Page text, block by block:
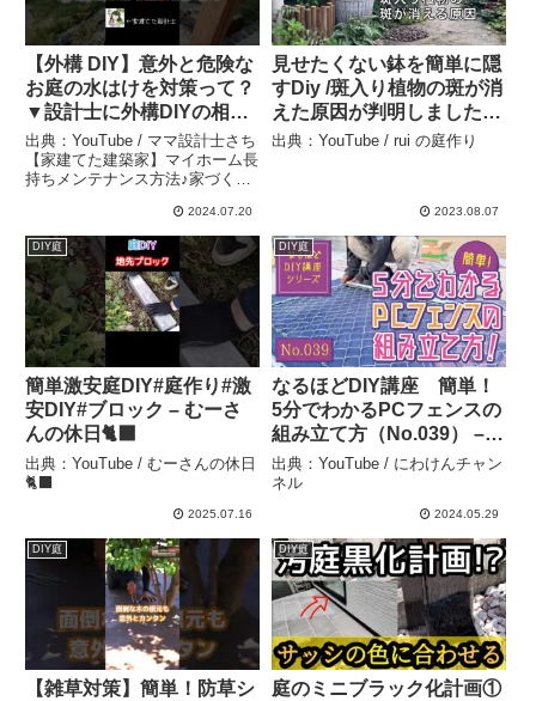
【外構 DIY】意外と危険な
お庭の水はけを対策って？
▼設計士に外構DIYの相談
をする✉
https://coconala.com/ser
vices/3183619#外構DIY#
初心者#簡単 – ママ設計士
さち【家建てた建築家】マ
イホーム長持ちメンテナン
ス方法♪家づくり情報
♪DIY&ガーデニング
出典：YouTube / ママ設計士さち
【家建てた建築家】マイホーム長
持ちメンテナンス方法♪家づくり
2024.07.20
見せたくない鉢を簡単に隠
すDiy /斑入り植物の斑が消
えた原因が判明しました/
ガーデンdiy/鉢のリメイク
出典：YouTube / rui の庭作り
2023.08.07
DIY庭
簡単激安庭DIY#庭作り#激
安DIY#ブロック – むーさ
んの休日🐈‍⬛
出典：YouTube / むーさんの休日
🐈‍⬛
2025.07.16
DIY庭
なるほどDIY講座 簡単！
5分でわかるPCフェンスの
組み立て方（No.039） –
にわけんチャンネル
出典：YouTube / にわけんチャン
ネル
2024.05.29
DIY庭
【雑草対策】簡単！防草シ
DIY庭
庭のミニブラック化計画①